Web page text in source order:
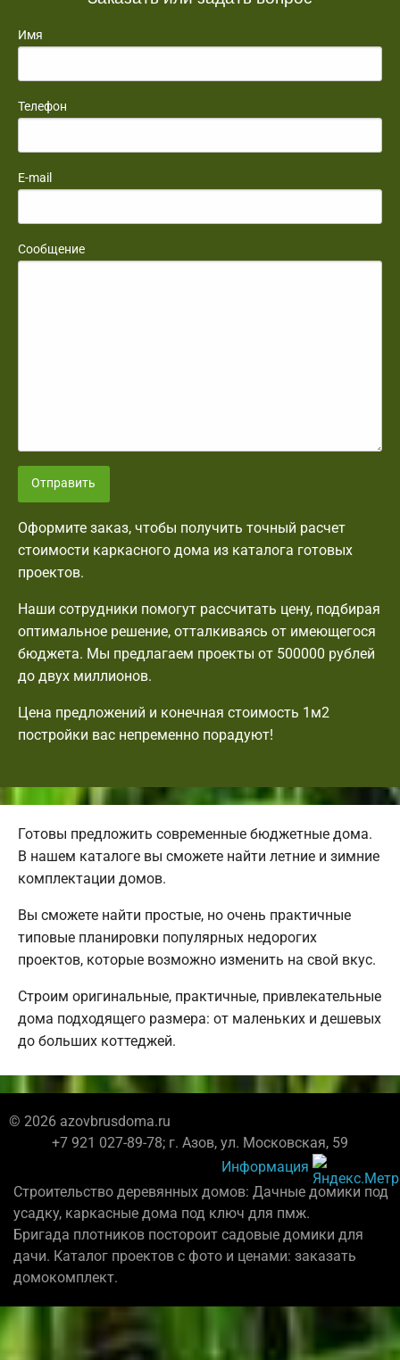
Имя
Телефон
E-mail
Сообщение
Отправить
Оформите заказ, чтобы получить точный расчет
стоимости каркасного дома из каталога готовых
проектов.
Наши сотрудники помогут рассчитать цену, подбирая
оптимальное решение, отталкиваясь от имеющегося
бюджета. Мы предлагаем проекты от 500000 рублей
до двух миллионов.
Цена предложений и конечная стоимость 1м2
постройки вас непременно порадуют!
Готовы предложить современные бюджетные дома.
В нашем каталоге вы сможете найти летние и зимние
комплектации домов.
Вы сможете найти простые, но очень практичные
типовые планировки популярных недорогих
проектов, которые возможно изменить на свой вкус.
Строим оригинальные, практичные, привлекательные
дома подходящего размера: от маленьких и дешевых
до больших коттеджей.
© 2026 azovbrusdoma.ru
+7 921 027-89-78; г. Азов, ул. Московская, 59
Информация
Строительство деревянных домов: Дачные домики под
усадку, каркасные дома под ключ для пмж.
Бригада плотников постороит садовые домики для
дачи. Каталог проектов с фото и ценами: заказать
домокомплект.